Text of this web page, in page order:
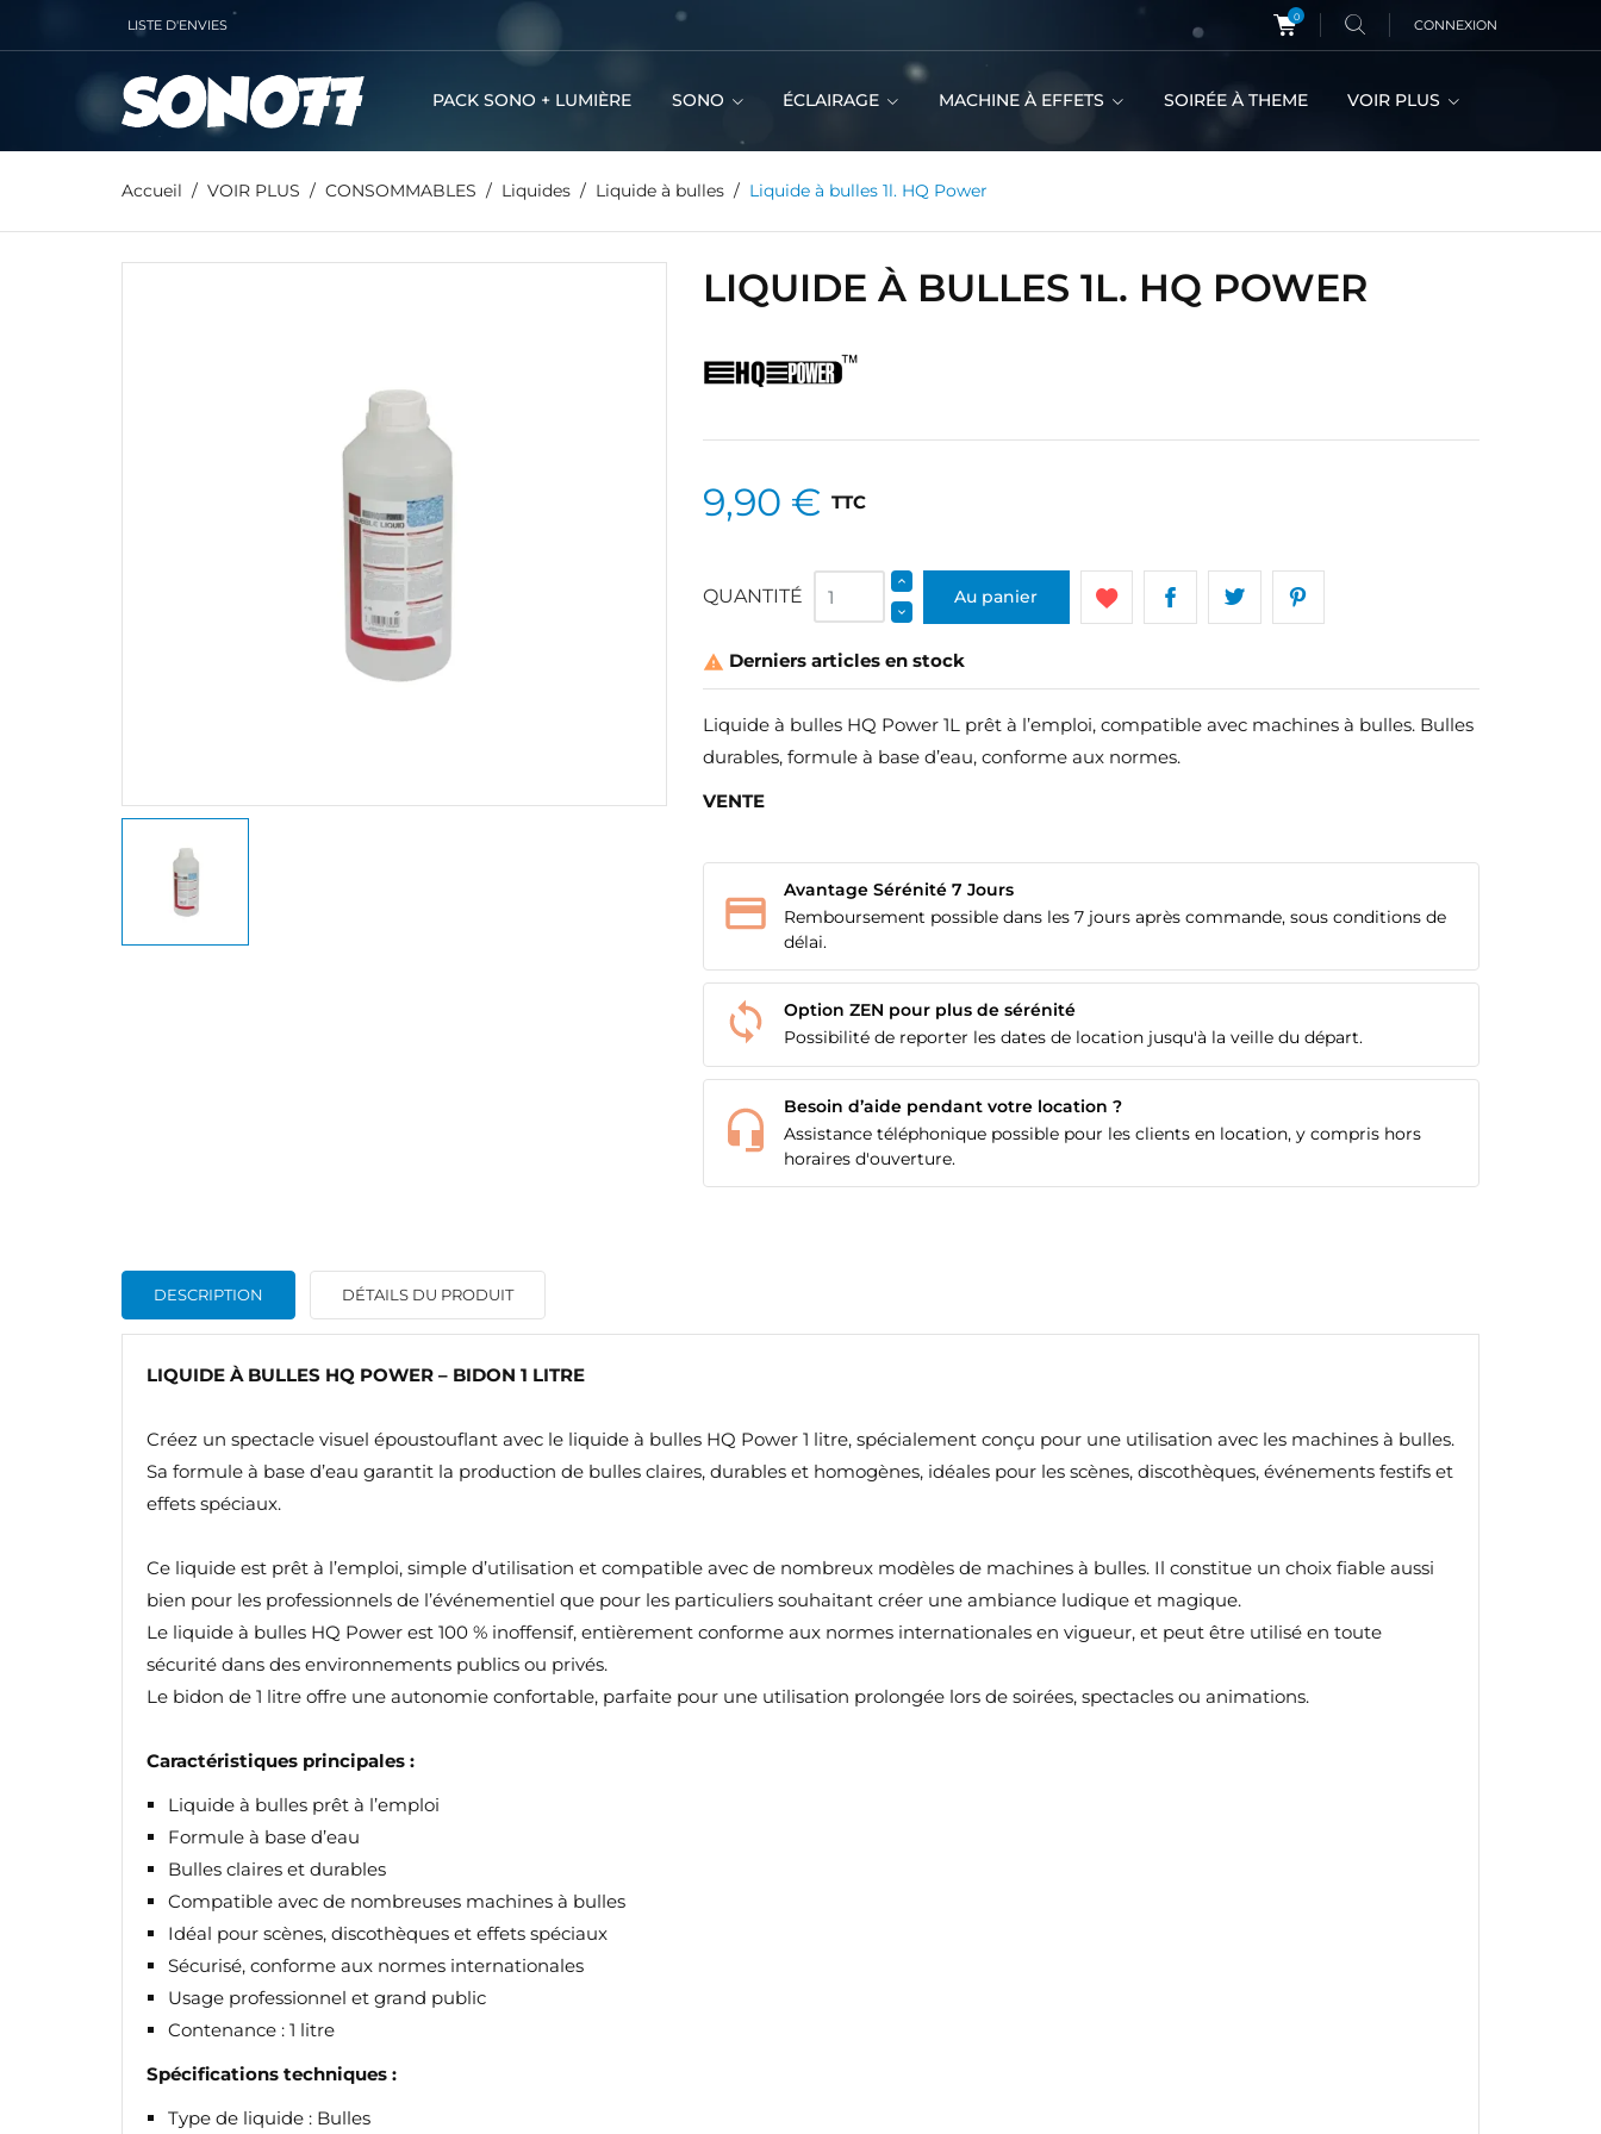
LISTE D'ENVIES 0 CONNEXION
PACK SONO + LUMIÈRE SONO ÉCLAIRAGE MACHINE À EFFETS SOIRÉE À THEME VOIR PLUS
Accueil VOIR PLUS CONSOMMABLES Liquides Liquide à bulles Liquide à bulles 1l. HQ Power
LIQUIDE À BULLES 1L. HQ POWER
9,90 € TTC
QUANTITÉ Au panier
 Derniers articles en stock
Liquide à bulles HQ Power 1L prêt à l’emploi, compatible avec machines à bulles. Bulles
durables, formule à base d’eau, conforme aux normes.
VENTE
Avantage Sérénité 7 Jours
Remboursement possible dans les 7 jours après commande, sous conditions de
délai.
Option ZEN pour plus de sérénité
Possibilité de reporter les dates de location jusqu'à la veille du départ.
Besoin d’aide pendant votre location ?
Assistance téléphonique possible pour les clients en location, y compris hors
horaires d'ouverture.
DESCRIPTION DÉTAILS DU PRODUIT
LIQUIDE À BULLES HQ POWER – BIDON 1 LITRE
Créez un spectacle visuel époustouflant avec le liquide à bulles HQ Power 1 litre, spécialement conçu pour une utilisation avec les machines à bulles.
Sa formule à base d’eau garantit la production de bulles claires, durables et homogènes, idéales pour les scènes, discothèques, événements festifs et
effets spéciaux.
Ce liquide est prêt à l’emploi, simple d’utilisation et compatible avec de nombreux modèles de machines à bulles. Il constitue un choix fiable aussi
bien pour les professionnels de l’événementiel que pour les particuliers souhaitant créer une ambiance ludique et magique.
Le liquide à bulles HQ Power est 100 % inoffensif, entièrement conforme aux normes internationales en vigueur, et peut être utilisé en toute
sécurité dans des environnements publics ou privés.
Le bidon de 1 litre offre une autonomie confortable, parfaite pour une utilisation prolongée lors de soirées, spectacles ou animations.
Caractéristiques principales :
Liquide à bulles prêt à l’emploi
Formule à base d’eau
Bulles claires et durables
Compatible avec de nombreuses machines à bulles
Idéal pour scènes, discothèques et effets spéciaux
Sécurisé, conforme aux normes internationales
Usage professionnel et grand public
Contenance : 1 litre
Spécifications techniques :
Type de liquide : Bulles